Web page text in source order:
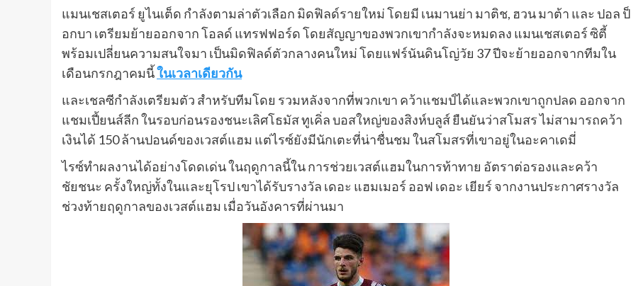
แมนเชสเตอร์ ยูไนเต็ด กําลังตามล่าตัวเลือก มิดฟิลด์รายใหม่ โดยมี เนมานย่า มาติช, ฮวน มาต้า และ ปอล ป็
อกบา เตรียมย้ายออกจาก โอลด์ แทรฟฟอร์ด โดยสัญญาของพวกเขากําลังจะหมดลง แมนเชสเตอร์ ซิตี้
พร้อมเปลี่ยนความสนใจมา เป็นมิดฟิลด์ตัวกลางคนใหม่ โดยแฟร์นันดินโญ่วัย 37 ปีจะย้ายออกจากทีมใน
เดือนกรกฎาคมนี้ในเวลาเดียวกัน
และเชลซีกําลังเตรียมตัว สําหรับทีมโดย รวมหลังจากที่พวกเขา คว้าแชมป์ได้และพวกเขาถูกปลด ออกจาก
แชมเปี้ยนส์ลีก ในรอบก่อนรองชนะเลิศโธมัส ทูเคิ่ล บอสใหญ่ของสิงห์บลูส์ ยืนยันว่าสโมสร ไม่สามารถคว้า
เงินได้ 150 ล้านปอนด์ของเวสต์แฮม แต่ไรซ์ยังมีนักเตะที่น่าชื่นชม ในสโมสรที่เขาอยู่ในอะคาเดมี่
ไรซ์ทําผลงานได้อย่างโดดเด่น ในฤดูกาลนี้ใน การช่วยเวสต์แฮมในการท้าทาย อัตราต่อรองและคว้า
ชัยชนะ ครั้งใหญ่ทั้งในและยุโรป เขาได้รับรางวัล เดอะ แฮมเมอร์ ออฟ เดอะ เยียร์ จากงานประกาศรางวัล
ช่วงท้ายฤดูกาลของเวสต์แฮม เมื่อวันอังคารที่ผ่านมา